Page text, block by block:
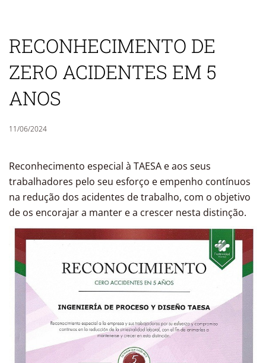
RECONHECIMENTO DE
ZERO ACIDENTES EM 5
ANOS
11/06/2024
Reconhecimento especial à TAESA e aos seus
trabalhadores pelo seu esforço e empenho contínuos
na redução dos acidentes de trabalho, com o objetivo
de os encorajar a manter e a crescer nesta distinção.